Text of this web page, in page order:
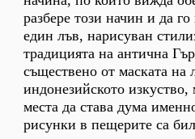
разбере този начин и да
един лъв, нарисуван
традицията на антична
съществено от маската на
индонезийското изкуство,
места да става дума
рисунки в пещерите са